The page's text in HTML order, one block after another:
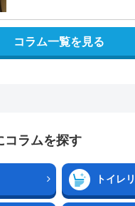
コラム一覧を見る
コラムを探す
トイレ